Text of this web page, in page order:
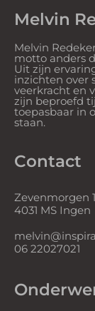
Melvin
Melvin
motto anders
Uit zijn
inzichten over
veerkracht en
zijn beproefd
toepasbaar in
staan.
Contact
Zevenmorgen
4031 MS Ingen
06 22027021